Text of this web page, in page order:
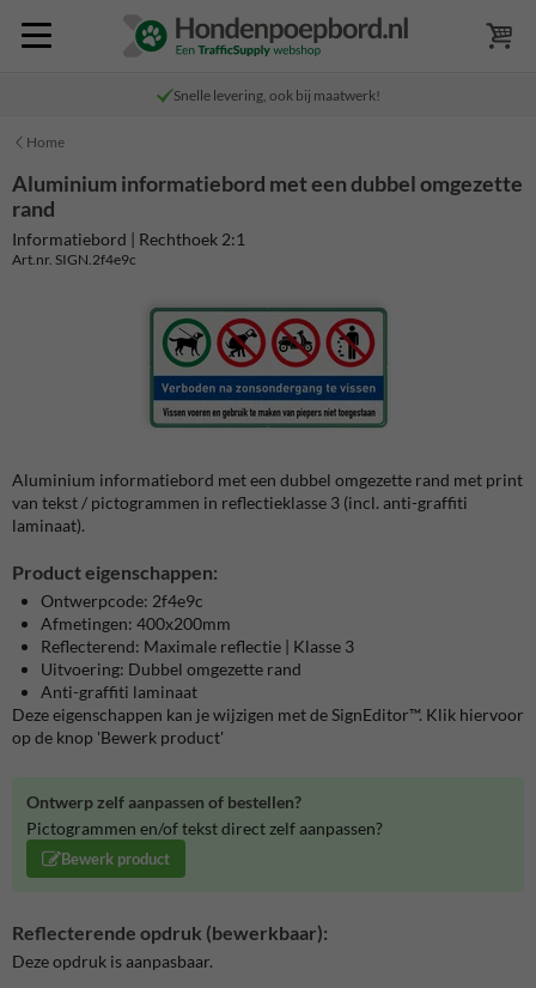
Snelle levering, ook bij maatwerk!
Home
Aluminium informatiebord met een dubbel omgezette
rand
Informatiebord | Rechthoek 2:1
Art.nr. SIGN.2f4e9c
Aluminium informatiebord met een dubbel omgezette rand met print
van tekst / pictogrammen in reflectieklasse 3 (incl. anti-graffiti
laminaat).
Product eigenschappen:
Ontwerpcode: 2f4e9c
Afmetingen: 400x200mm
Reflecterend: Maximale reflectie | Klasse 3
Uitvoering: Dubbel omgezette rand
Anti-graffiti laminaat
Deze eigenschappen kan je wijzigen met de SignEditor™. Klik hiervoor
op de knop 'Bewerk product'
Ontwerp zelf aanpassen of bestellen?
Pictogrammen en/of tekst direct zelf aanpassen?
Bewerk product
Reflecterende opdruk (bewerkbaar):
Deze opdruk is aanpasbaar.